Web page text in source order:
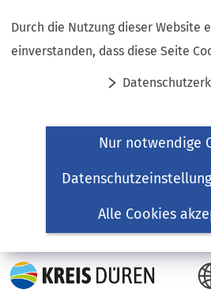
Durch die Nutzung dieser Website
einverstanden, dass diese Seite
Nur notwendige
Alle Cookies
Inhalt anspringen